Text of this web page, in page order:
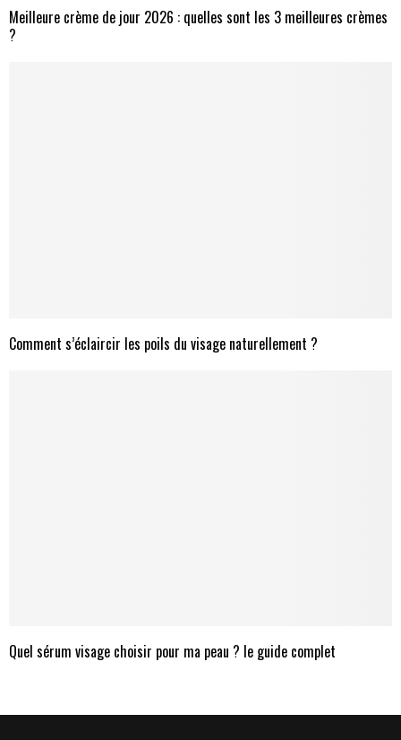
Meilleure crème de jour 2026 : quelles sont les 3 meilleures crèmes
?
Comment s’éclaircir les poils du visage naturellement ?
Quel sérum visage choisir pour ma peau ? le guide complet